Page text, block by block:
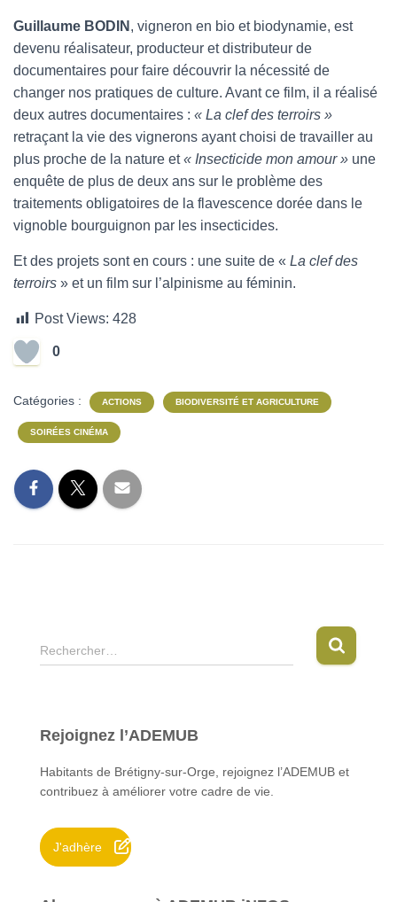
Guillaume BODIN , vigneron en bio et biodynamie, est
devenu réalisateur, producteur et distributeur de
documentaires pour faire découvrir la nécessité de
changer nos pratiques de culture. Avant ce film, il a réalisé
deux autres documentaires : « La clef des terroirs »
retraçant la vie des vignerons ayant choisi de travailler au
plus proche de la nature et« Insecticide mon amour » une
enquête de plus de deux ans sur le problème des
traitements obligatoires de la flavescence dorée dans le
vignoble bourguignon par les insecticides.
Et des projets sont en cours : une suite de « La clef des
terroirs » et un film sur l’alpinisme au féminin.
Post Views: 428
0
Catégories : ACTIONS BIODIVERSITÉ ET AGRICULTURE
SOIRÉES CINÉMA
R
e
r
h
e
:
Rechercher…
Rejoignez l’ADEMUB
Habitants de Brétigny-sur-Orge, rejoignez l’ADEMUB et
contribuez à améliorer votre cadre de vie.
J'adhère